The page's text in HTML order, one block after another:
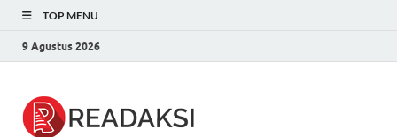
TOP MENU
9 Agustus 2026